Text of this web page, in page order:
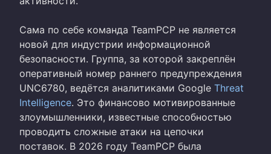
Сама по себе команда TeamPCP не является
новой для индустрии информационной
безопасности. Группа, за которой закреплён
оперативный номер раннего предупреждения
UNC6780, ведётся аналитиками Google Threat
Intelligence. Это финансово мотивированные
злоумышленники, известные способностью
проводить сложные атаки на цепочки
поставок. В 2026 году TeamPCP была